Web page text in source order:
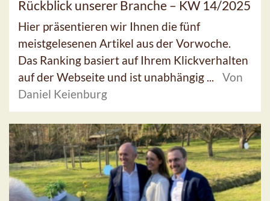
Rückblick unserer Branche – KW 14/2025
Hier präsentieren wir Ihnen die fünf
meistgelesenen Artikel aus der Vorwoche.
Das Ranking basiert auf Ihrem Klickverhalten
auf der Webseite und ist unabhängig ...
Von
Daniel Keienburg